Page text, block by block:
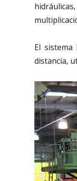
El
distancia,